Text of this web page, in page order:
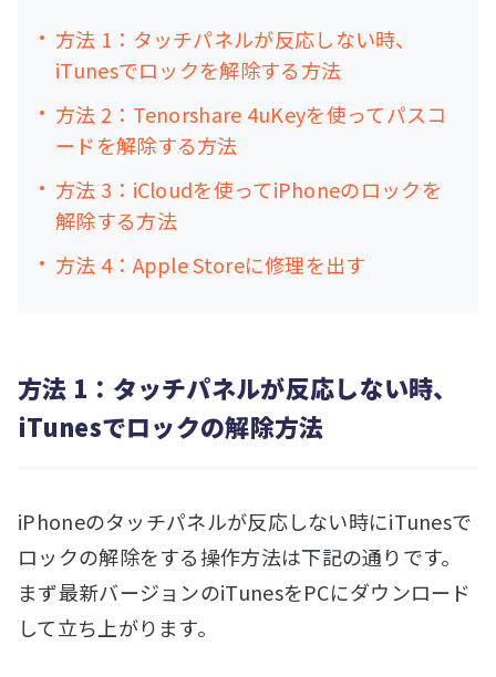
方法 1：タッチパネルが反応しない時、
iTunesでロックを解除する方法
方法 2：Tenorshare 4uKeyを使ってパスコ
ードを解除する方法
方法 3：iCloudを使ってiPhoneのロックを
解除する方法
方法 4：Apple Storeに修理を出す
方法 1：タッチパネルが反応しない時、
iTunesでロックの解除方法
iPhoneのタッチパネルが反応しない時にiTunesで
ロックの解除をする操作方法は下記の通りです。
まず最新バージョンのiTunesをPCにダウンロード
して立ち上がります。